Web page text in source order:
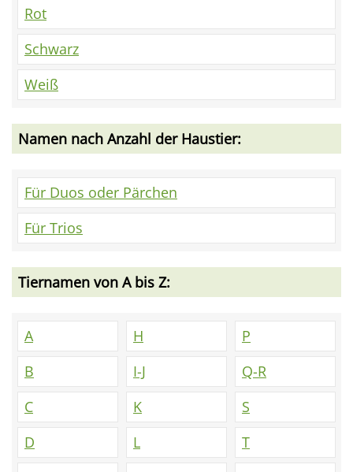
Rot
Schwarz
Weiß
Namen nach Anzahl der Haustier:
Für Duos oder Pärchen
Für Trios
Tiernamen von A bis Z:
A
B
C
D
H
I-J
K
L
P
Q-R
S
T